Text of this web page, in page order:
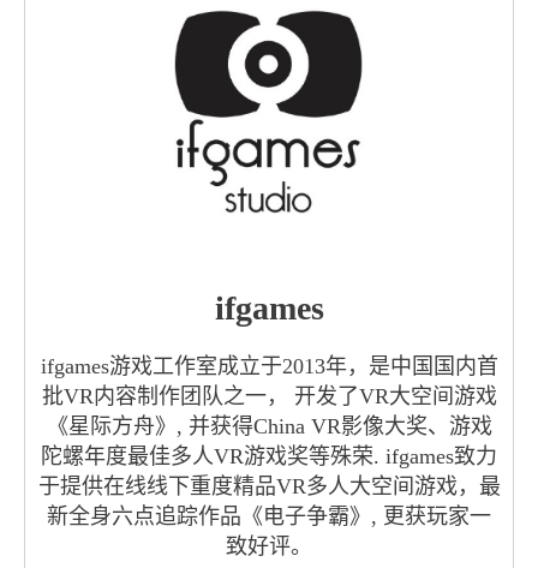
ifgames
ifgames游戏工作室成立于2013年，是中国国内首
批VR内容制作团队之一， 开发了VR大空间游戏
《星际方舟》, 并获得China VR影像大奖、游戏
陀螺年度最佳多人VR游戏奖等殊荣. ifgames致力
于提供在线线下重度精品VR多人大空间游戏，最
新全身六点追踪作品《电子争霸》, 更获玩家一
致好评。